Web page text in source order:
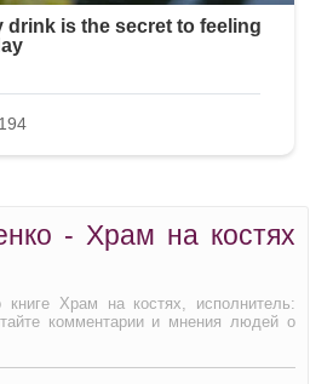
- Храм на костях
Храм на костях, исполнитель:
комментарии и мнения людей о